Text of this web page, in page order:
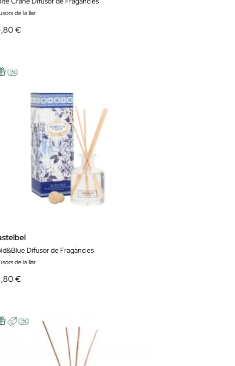
de la llar
€
Difusor de Fragàncies
de la llar
€